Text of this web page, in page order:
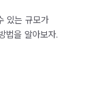
있는 규모가
법을 알아보자.